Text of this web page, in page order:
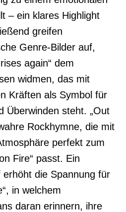
– ein klares Highlight
greifen
Genre-Bilder auf,
again“ dem
widmen, das mit
Kräften als Symbol für
Überwinden steht. „Out
Rockhymne, die mit
perfekt zum
Fire“ passt. Ein
die Spannung für
in welchem
daran erinnern, ihre